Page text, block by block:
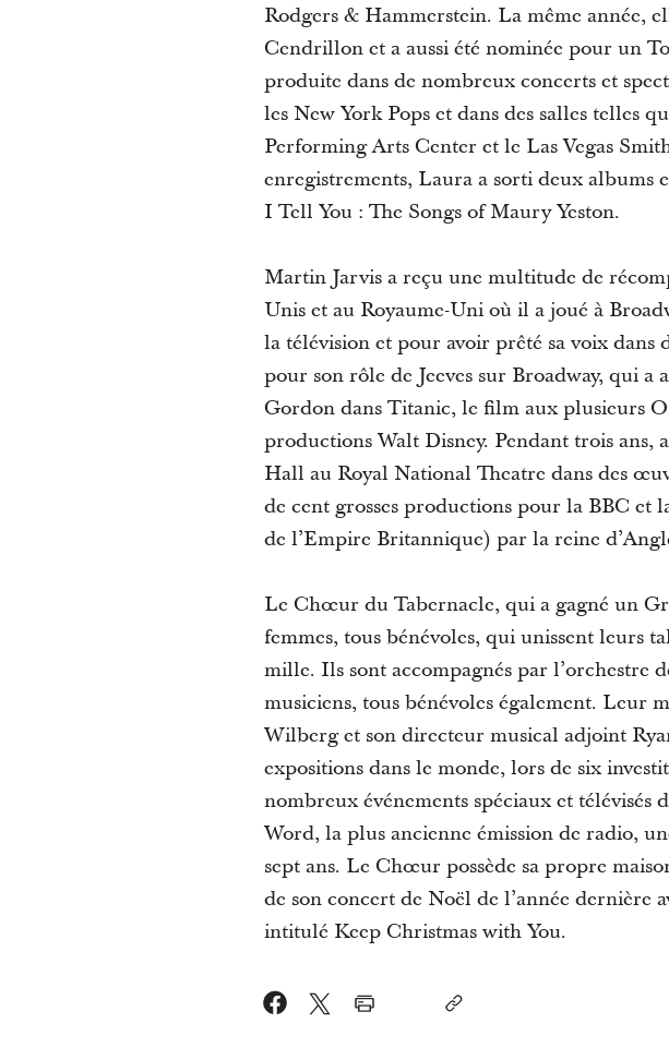
Rodgers & Hammerstein. La même année,
Cendrillon et a aussi été nominée pour un
produite dans de nombreux concerts et
les New York Pops et dans des salles telles
Performing Arts Center et le Las Vegas
enregistrements, Laura a sorti deux
I Tell You : The Songs of Maury Yeston.
Martin Jarvis a reçu une multitude de
Unis et au Royaume-Uni où il a joué à
la télévision et pour avoir prêté sa voix
pour son rôle de Jeeves sur Broadway, qui
Gordon dans Titanic, le film aux plusieurs
productions Walt Disney. Pendant trois
Hall au Royal National Theatre dans des
de cent grosses productions pour la BBC
de l’Empire Britannique) par la reine
Le Chœur du Tabernacle, qui a gagné un
femmes, tous bénévoles, qui unissent leurs
mille. Ils sont accompagnés par l’orchestre
musiciens, tous bénévoles également. Leur
Wilberg et son directeur musical adjoint
expositions dans le monde, lors de six
nombreux événements spéciaux et
Word, la plus ancienne émission de radio,
sept ans. Le Chœur possède sa propre
de son concert de Noël de l’année dernière
intitulé Keep Christmas with You.